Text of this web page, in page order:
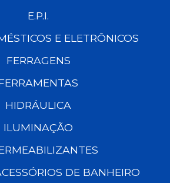
E.P.I.
E ELETRÔNICOS
FERRAGENS
HIDRÁULICA
ILUMINAÇÃO
DE BANHEIRO